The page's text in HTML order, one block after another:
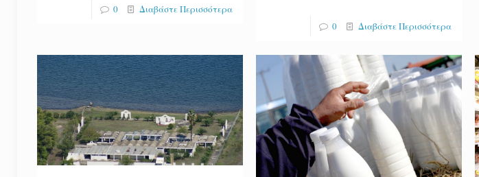
0 Διαβάστε Περισσότερα
0 Διαβάστε Περισσότερα